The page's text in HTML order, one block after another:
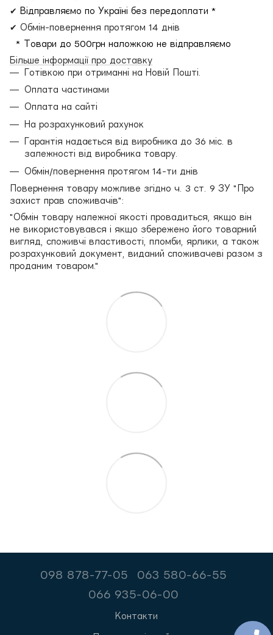
✔ Відправляємо по Україні без передоплати *
✔ Обмін-повернення протягом 14 днів
* Товари до 500грн наложкою не відправляємо
Більше інформації про доставку
Готівкою при отриманні на Новій Пошті.
Оплата частинами
Оплата на сайті
На розрахунковий рахунок
Гарантія надається від виробника до 36 міс. в
залежності від виробника товару.
Обмін/повернення протягом 14-ти днів
Повернення товару можливе згідно ч. 3 ст. 9 ЗУ "Про
захист прав споживачів":
"Обмін товару належної якості провадиться, якщо він
не використовувався і якщо збережено його товарний
вигляд, споживчі властивості, пломби, ярлики, а також
розрахунковий документ, виданий споживачеві разом з
проданим товаром."
098 878-77-05
063 580-66-55
066 935-06-00
Контакти